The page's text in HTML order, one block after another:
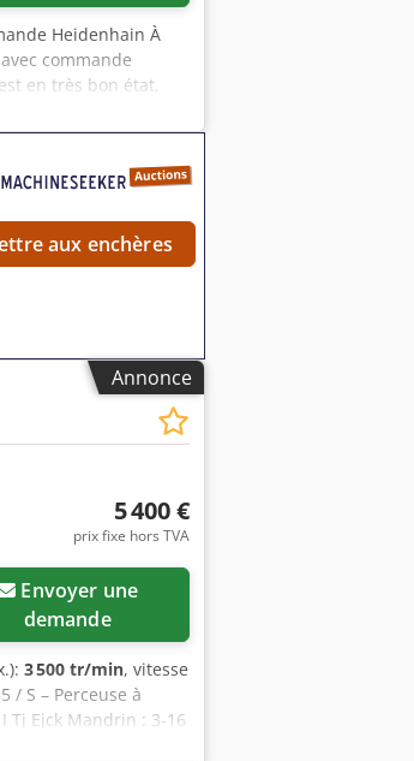
Heidenhain À
commande
en très bon état,
: Alzmetall
Commande :
Y : 400 mm Course
merci
aux enchères
Annonce
5 400 €
prix fixe hors TVA
demande
3 500 tr/min, vitesse
/ S – Perceuse à
Tj Ejck Mandrin : 3-16
de filetage Unité